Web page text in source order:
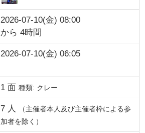
2026-07-10(金) 08:00
から 4時間
2026-07-10(金) 06:05
1面 種類: クレー
7 人
（主催者本人及び主催者枠による参
加者を除く）